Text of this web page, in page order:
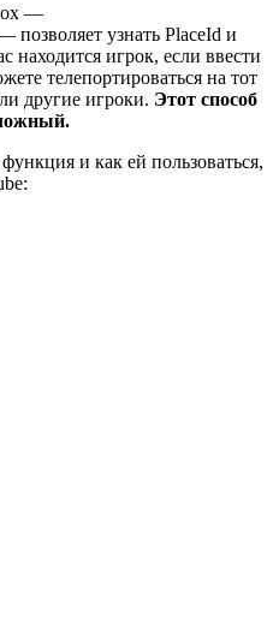
—
позволяет узнать PlaceId и
находится игрок, если ввести
телепортироваться на тот
другие игроки. Этот способ
и как ей пользоваться,